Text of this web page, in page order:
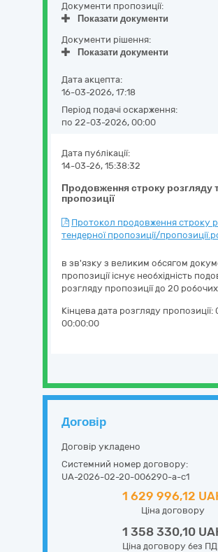
Документи пропозиції:
Показати документи
Документи рішення:
Показати документи
Дата акцепта:
16-03-2026, 17:18
Період подачі оскарження:
по 22-03-2026, 00:00
Продовження строку розгляду
пропозиції
Дата публікації:
14-03-26, 15:38:32
Протокол продовження строку
тендерної пропозиції/
в зв'язку з великим обсягом
пропозиції існує необхідність
розгляду пропозиції до 20 робочих
Кінцева дата розгляду пропозиції:
00:00:00
Договір
Договір укладено
Системний номер договору:
UA-2026-02-20-006290-a-c1
1 629 996,12
Ціна договору
1 358 330,10
Ціна договору без